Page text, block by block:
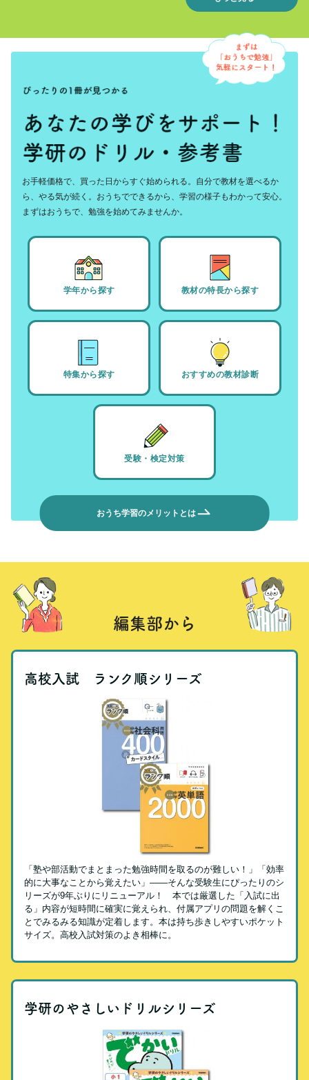
お手軽価格で、買った日からすぐ始められる。自分で教材を選べるか
ら、やる気が続く。おうちでできるから、学習の様子もわかって安心。
まずはおうちで、勉強を始めてみませんか。
学年から探す 教材の特長から探す
特集から探す おすすめの教材診断
受験・検定対策
おうち学習のメリットとは
編集部から
高校入試 ランク順シリーズ
「塾や部活動でまとまった勉強時間を取るのが難しい！」「効率
的に大事なことから覚えたい」――そんな受験生にぴったりのシ
リーズが9年ぶりにリニューアル！ 本では厳選した「入試に出
る」内容が短時間に確実に覚えられ、付属アプリの問題を解くこ
とでみるみる知識が定着します。本は持ち歩きしやすいポケット
サイズ。高校入試対策のよき相棒に。
学研のやさしいドリルシリーズ